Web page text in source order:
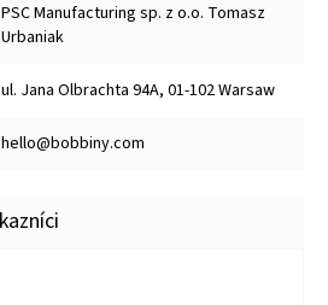
PSC Manufacturing sp. z o.o. Tomasz
Urbaniak
ul. Jana Olbrachta 94A, 01-102 Warsaw
hello@bobbiny.com